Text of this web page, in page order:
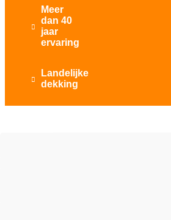

Meer
dan 40
jaar
ervaring

Landelijke
dekking